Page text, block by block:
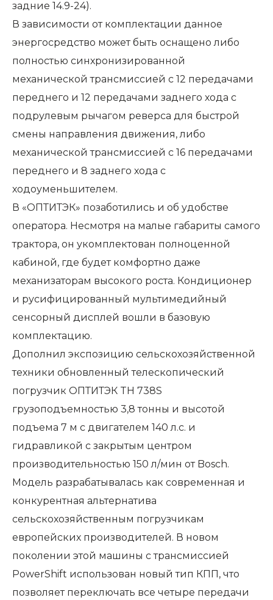
задние 14.9-24).
В зависимости от комплектации данное
энергосредство может быть оснащено либо
полностью синхронизированной
механической трансмиссией с 12 передачами
переднего и 12 передачами заднего хода с
подрулевым рычагом реверса для быстрой
смены направления движения, либо
механической трансмиссией с 16 передачами
переднего и 8 заднего хода с
ходоуменьшителем.
В «ОПТИТЭК» позаботились и об удобстве
оператора. Несмотря на малые габариты самого
трактора, он укомплектован полноценной
кабиной, где будет комфортно даже
механизаторам высокого роста. Кондиционер
и русифицированный мультимедийный
сенсорный дисплей вошли в базовую
комплектацию.
Дополнил экспозицию сельскохозяйственной
техники обновленный телескопический
погрузчик ОПТИТЭК TH 738S
грузоподъемностью 3,8 тонны и высотой
подъема 7 м с двигателем 140 л.с. и
гидравликой с закрытым центром
производительностью 150 л/мин от Bosch.
Модель разрабатывалась как современная и
конкурентная альтернатива
сельскохозяйственным погрузчикам
европейских производителей. В новом
поколении этой машины с трансмиссией
PowerShift использован новый тип КПП, что
позволяет переключать все четыре передачи